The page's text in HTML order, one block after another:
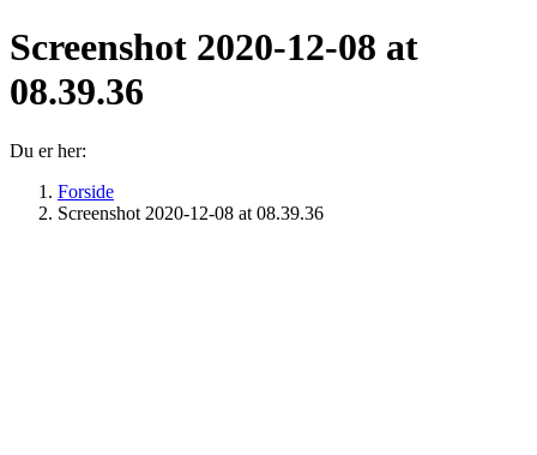
Screenshot 2020-12-08 at
08.39.36
Du er her:
Forside
Screenshot 2020-12-08 at 08.39.36